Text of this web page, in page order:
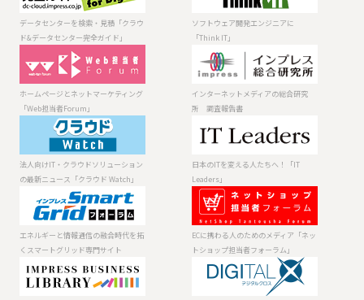
を検索・見積
「クラウド&デー
タセンター完全
発エンジニアに
「Think IT」
ホームページと
ネットマーケテ
ィング「Web担
当者Forum」
インターネット
メディアの総合
研究所 調査報
法人向けIT・ク
ラウドソリュー
ションの最新ニ
ュース「クラウ
日本のITを変え
「IT Leaders」
エネルギーと情
報通信の融合時
代を拓くスマー
トグリッド専門
ECに携わる人の
ためのメディア
「ネットショッ
プ担当者フォー
製品 ⁄ サービスの
資料を入手
デジタルが生み
だす未来を考え
データセンターを検索・見積「クラウ
ド&データセンター完全ガイド」
ソフトウェア開発エンジニアに
「Think IT」
ホームページとネットマーケティング
「Web担当者Forum」
インターネットメディアの総合研究
所 調査報告書
法人向けIT・クラウドソリューション
の最新ニュース「クラウド Watch」
日本のITを変える人たちへ！「IT
Leaders」
エネルギーと情報通信の融合時代を拓
くスマートグリッド専門サイト
ECに携わる人のためのメディア「ネッ
トショップ担当者フォーラム」